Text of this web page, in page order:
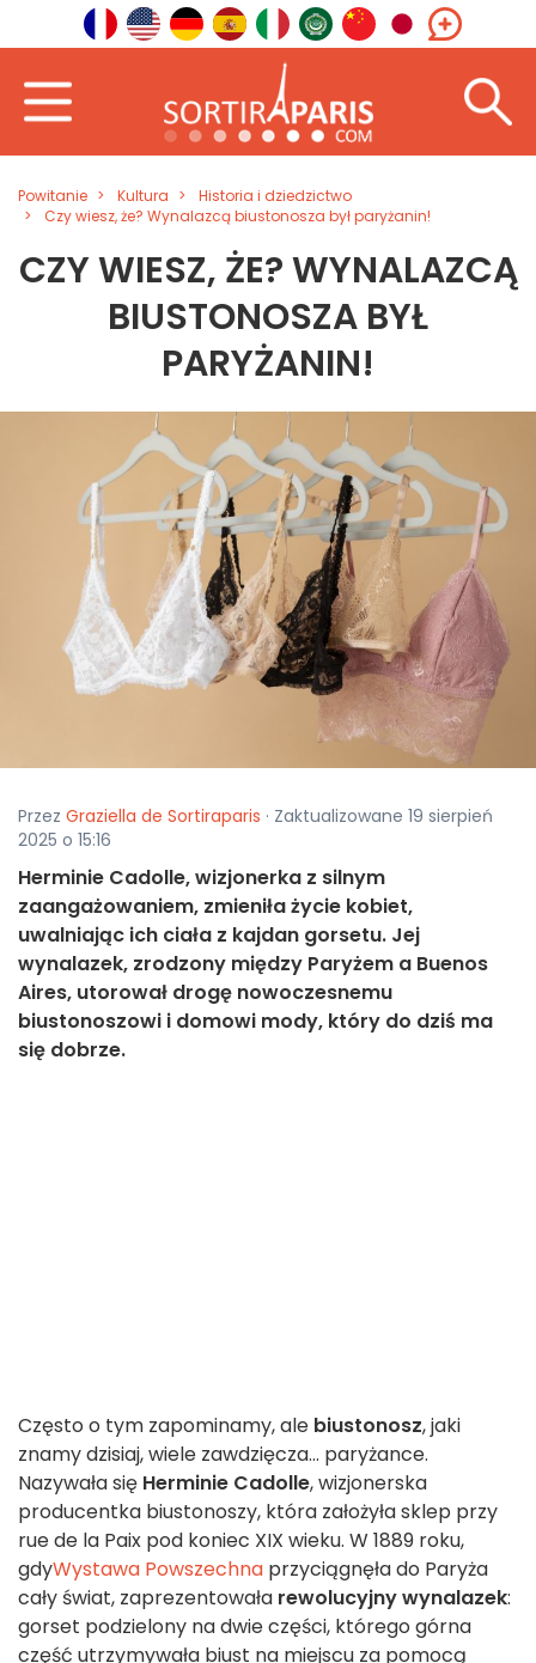
Powitanie Kultura
Historia i dziedzictwo
Czy wiesz, że? Wynalazcą biustonosza był paryżanin!
CZY WIESZ, ŻE? WYNALAZCĄ
BIUSTONOSZA BYŁ
PARYŻANIN!
Przez Graziella de Sortiraparis · Zaktualizowane 19 sierpień
2025 o 15:16
Herminie Cadolle, wizjonerka z silnym
zaangażowaniem, zmieniła życie kobiet,
uwalniając ich ciała z kajdan gorsetu. Jej
wynalazek, zrodzony między Paryżem a Buenos
Aires, utorował drogę nowoczesnemu
biustonoszowi i domowi mody, który do dziś ma
się dobrze.
Często o tym zapominamy, ale biustonosz, jaki
znamy dzisiaj, wiele zawdzięcza... paryżance.
Nazywała się Herminie Cadolle, wizjonerska
producentka biustonoszy, która założyła sklep przy
rue de la Paix pod koniec XIX wieku. W 1889 roku,
gdyWystawa Powszechna przyciągnęła do Paryża
cały świat, zaprezentowała rewolucyjny wynalazek:
gorset podzielony na dwie części, którego górna
część utrzymywała biust na miejscu za pomocą